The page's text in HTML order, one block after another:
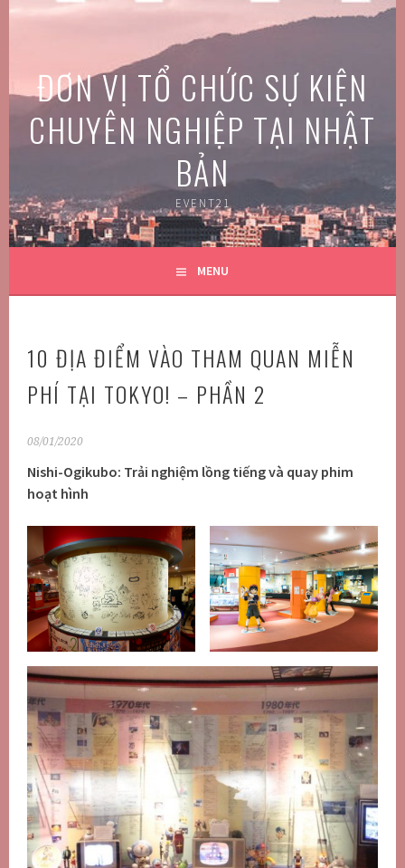
Skip
ĐƠN VỊ TỔ CHỨC SỰ KIỆN
CHUYÊN NGHIỆP TẠI NHẬT
BẢN
EVENT21
MENU
10 ĐỊA ĐIỂM VÀO THAM QUAN MIỄN
PHÍ TẠI TOKYO! – PHẦN 2
08/01/2020
Nishi-Ogikubo: Trải nghiệm lồng tiếng và quay phim
hoạt hình